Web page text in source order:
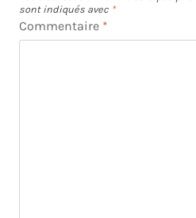
sont indiqués avec *
Commentaire *